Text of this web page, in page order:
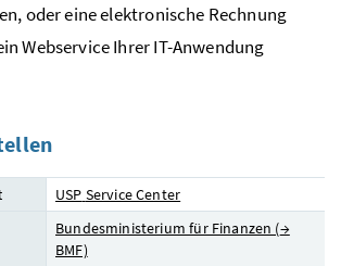
oder eine elektronische Rechnung
WebserviceIhrerIT-Anwendung
USP Service Center
Bundesministerium für Finanzen (→
BMF)